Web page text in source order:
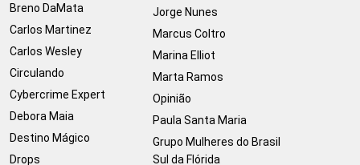
Breno DaMata
Carlos Martinez
Carlos Wesley
Circulando
Cybercrime Expert
Debora Maia
Destino Mágico
Drops
Jorge Nunes
Marcus Coltro
Marina Elliot
Marta Ramos
Opinião
Paula Santa Maria
Grupo Mulheres do Brasil
Sul da Flórida